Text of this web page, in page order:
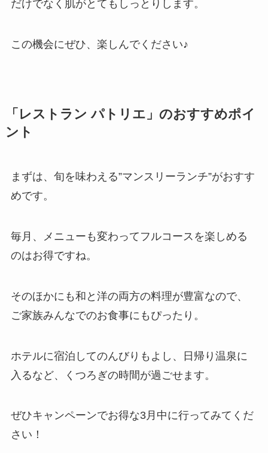
だけでなく肌がとてもしっとりします。
この機会にぜひ、楽しんでください♪
「レストラン パトリエ」のおすすめポイ
ント
まずは、旬を味わえる”マンスリーランチ”がおすす
めです。
毎月、メニューも変わってフルコースを楽しめる
のはお得ですね。
そのほかにも和と洋の両方の料理が豊富なので、
ご家族みんなでのお食事にもぴったり。
ホテルに宿泊してのんびりもよし、日帰り温泉に
入るなど、くつろぎの時間が過ごせます。
ぜひキャンペーンでお得な3月中に行ってみてくだ
さい！